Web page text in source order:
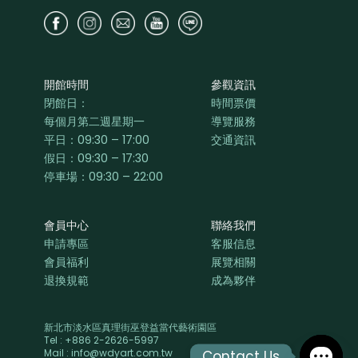
開館時間
閉館日：
每個月第二週星期一
平日： 09:30 – 17:00
假日：09:30 – 17:30
停車場：09:30 – 22:00
參觀資訊
時間票價
導覽服務
交通資訊
會員中心
申請專區
會員福利
退換規範
聯絡我們
客服信息
展覽相關
成為夥伴
新北市淡水區真理街巫登益當代藝術園區
Tel : +886 2-2626-5997
Mail : info@wdyart.com.tw